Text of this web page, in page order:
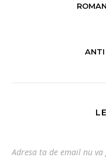
ANTI
Adresa ta de email nu